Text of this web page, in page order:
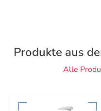
Produkte aus
Alle